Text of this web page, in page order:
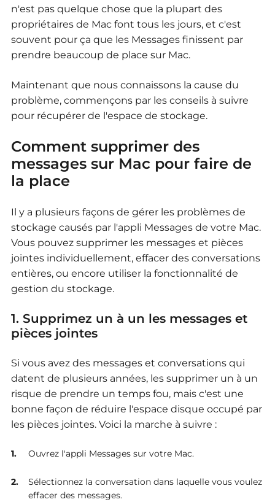
n'est pas quelque chose que la plupart des
propriétaires de Mac font tous les jours, et c'est
souvent pour ça que les Messages finissent par
prendre beaucoup de place sur Mac.
Maintenant que nous connaissons la cause du
problème, commençons par les conseils à suivre
pour récupérer de l'espace de stockage.
Comment supprimer des
messages sur Mac pour faire de
la place
Il y a plusieurs façons de gérer les problèmes de
stockage causés par l'appli Messages de votre Mac.
Vous pouvez supprimer les messages et pièces
jointes individuellement, effacer des conversations
entières, ou encore utiliser la fonctionnalité de
gestion du stockage.
1. Supprimez un à un les messages et
pièces jointes
Si vous avez des messages et conversations qui
datent de plusieurs années, les supprimer un à un
risque de prendre un temps fou, mais c'est une
bonne façon de réduire l'espace disque occupé par
les pièces jointes. Voici la marche à suivre :
Ouvrez l'appli Messages sur votre Mac.
Sélectionnez la conversation dans laquelle vous voulez
effacer des messages.